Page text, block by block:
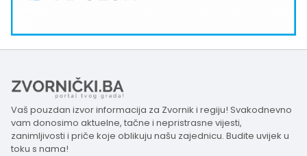
Vaš pouzdan izvor informacija za Zvornik i regiju! Svakodnevno
vam donosimo aktuelne, tačne i nepristrasne vijesti,
zanimljivosti i priče koje oblikuju našu zajednicu. Budite uvijek u
toku s nama!